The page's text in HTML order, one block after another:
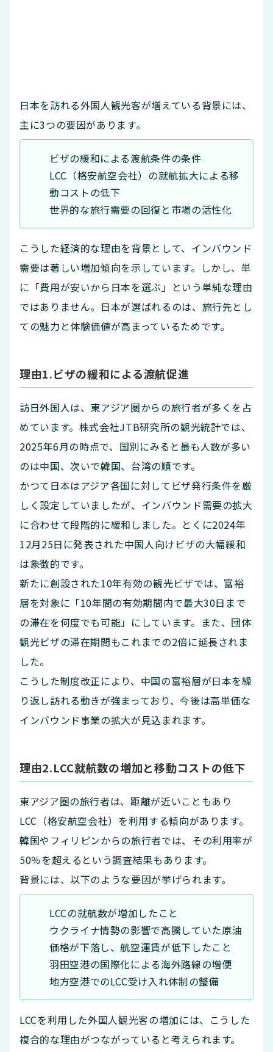
日本を訪れる外国人観光客が増えている背景には、
主に3つの要因があります。
ビザの緩和による渡航条件の条件
LCC（格安航空会社）の就航拡大による移
動コストの低下
世界的な旅行需要の回復と市場の活性化
こうした経済的な理由を背景として、インバウンド
需要は著しい増加傾向を示しています。しかし、単
に「費用が安いから日本を選ぶ」という単純な理由
ではありません。日本が選ばれるのは、旅行先とし
ての魅力と体験価値が高まっているためです。
理由1.ビザの緩和による渡航促進
訪日外国人は、東アジア圏からの旅行者が多くを占
めています。株式会社JTB研究所の観光統計では、
2025年6月の時点で、国別にみると最も人数が多い
のは中国、次いで韓国、台湾の順です。
かつて日本はアジア各国に対してビザ発行条件を厳
しく設定していましたが、インバウンド需要の拡大
に合わせて段階的に緩和しました。とくに2024年
12月25日に発表された中国人向けビザの大幅緩和
は象徴的です。
新たに創設された10年有効の観光ビザでは、富裕
層を対象に「10年間の有効期間内で最大30日まで
の滞在を何度でも可能」にしています。また、団体
観光ビザの滞在期間もこれまでの2倍に延長されま
した。
こうした制度改正により、中国の富裕層が日本を繰
り返し訪れる動きが強まっており、今後は高単価な
インバウンド事業の拡大が見込まれます。
理由2.LCC就航数の増加と移動コストの低下
東アジア圏の旅行者は、距離が近いこともあり
LCC（格安航空会社）を利用する傾向があります。
韓国やフィリピンからの旅行者では、その利用率が
50％を超えるという調査結果もあります。
背景には、以下のような要因が挙げられます。
LCCの就航数が増加したこと
ウクライナ情勢の影響で高騰していた原油
価格が下落し、航空運賃が低下したこと
羽田空港の国際化による海外路線の増便
地方空港でのLCC受け入れ体制の整備
LCCを利用した外国人観光客の増加には、こうした
複合的な理由がつながっていると考えられます。